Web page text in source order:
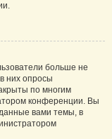
больше не
них опросы
по многим
конференции. Вы
вами темы, в